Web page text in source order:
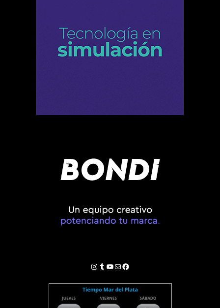
Instagram
Tumblr
YouTube
Correo electrónico
Facebook